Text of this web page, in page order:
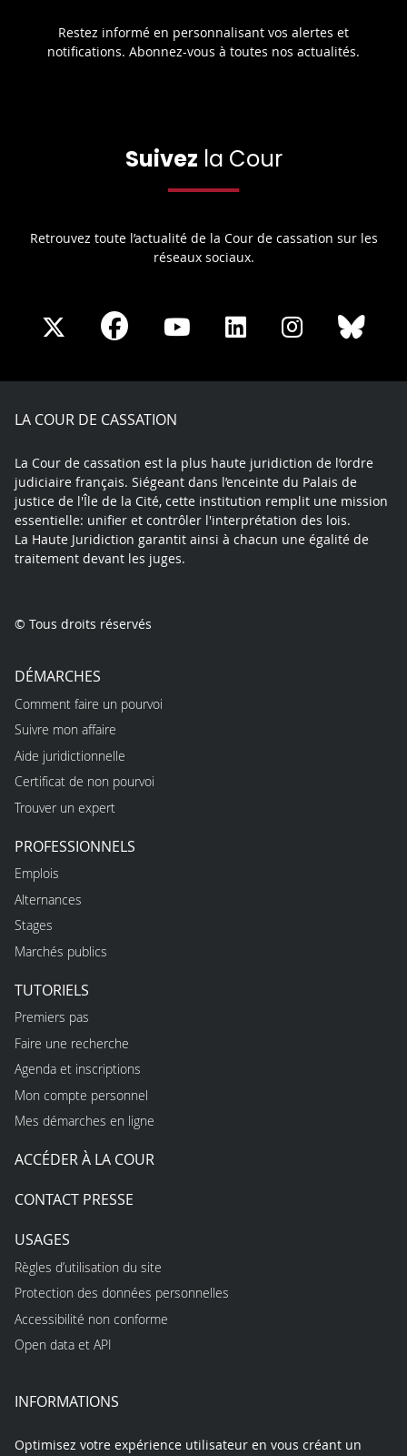
Restez informé en personnalisant vos alertes et
notifications. Abonnez-vous à toutes nos actualités.
Suivez la Cour
Retrouvez toute l’actualité de la Cour de cassation sur les
réseaux sociaux.
Share
X
Share
Facebook
Share
Youtube
Share
LinkedIn
Share
Instagram
LA COUR DE CASSATION
La Cour de cassation est la plus haute juridiction de l’ordre
judiciaire français. Siégeant dans l’enceinte du Palais de
justice de l'Île de la Cité, cette institution remplit une mission
essentielle: unifier et contrôler l'interprétation des lois.
La Haute Juridiction garantit ainsi à chacun une égalité de
traitement devant les juges.
© Tous droits réservés
DÉMARCHES
Comment faire un pourvoi
Suivre mon affaire
Aide juridictionnelle
Certificat de non pourvoi
Trouver un expert
PROFESSIONNELS
Emplois
Alternances
Stages
Marchés publics
TUTORIELS
Premiers pas
Faire une recherche
Agenda et inscriptions
Mon compte personnel
Mes démarches en ligne
ACCÉDER À LA COUR
CONTACT PRESSE
USAGES
Règles d’utilisation du site
Protection des données personnelles
Accessibilité non conforme
Open data et API
INFORMATIONS
Optimisez votre expérience utilisateur en vous créant un